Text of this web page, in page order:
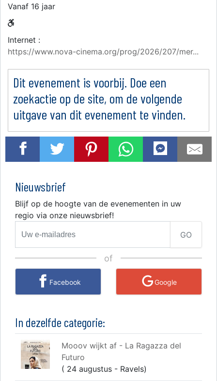
Vanaf 16 jaar
Internet :
https://www.nova-cinema.org/prog/2026/207/mer...
Dit evenement is voorbij. Doe een
zoekactie op de site, om de volgende
uitgave van dit evenement te vinden.
Nieuwsbrief
Blijf op de hoogte van de evenementen in uw
regio via onze nieuwsbrief!
GO
of
Facebook Google
In dezelfde categorie:
Mooov wijkt af - La Ragazza del
Futuro
( 24 augustus - Ravels)